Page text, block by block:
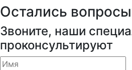
Остались
Звоните, наши
проконсультируют